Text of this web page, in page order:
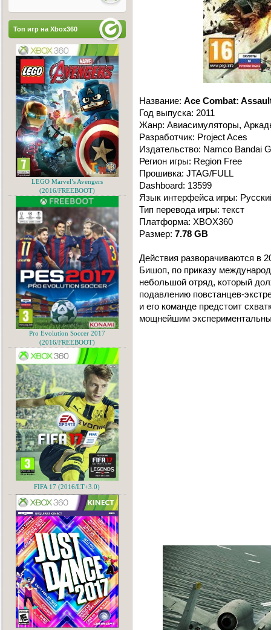
Название: Ace Combat:
Год выпуска: 2011
Жанр: Авиасимуляторы,
Разработчик: Project Aces
Издательство: Namco Bandai
Регион игры: Region Free
Прошивка: JTAG/FULL
Dashboard: 13599
Язык интерфейса игры:
Тип перевода игры: текст
Платформа: XBOX360
Размер: 7.78 GB
Действия разворачиваются в
Бишоп, по приказу
небольшой отряд, который
подавлению повстанцев-
и его команде предстоит
мощнейшим
Топ игр на Xbox360
LEGO Marvel’s Avengers
(2016/FREEBOOT)
Pro Evolution Soccer 2017
(2016/FREEBOOT)
FIFA 17 (2016/LT+3.0)